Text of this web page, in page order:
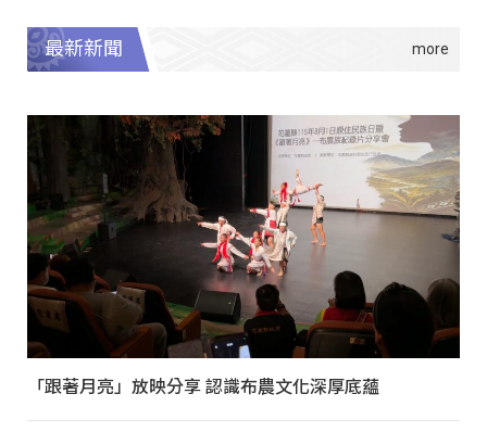
最新新聞
「跟著月亮」放映分享 認識布農文化深厚底蘊